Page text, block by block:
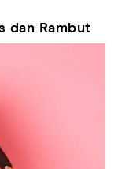
dan Rambut